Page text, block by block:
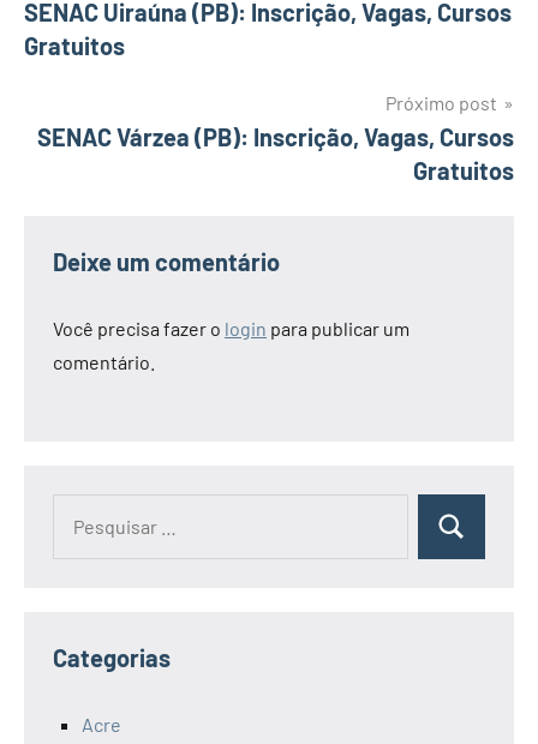
de
SENAC Uiraúna (PB): Inscrição, Vagas, Cursos
Gratuitos
Próximo post
SENAC Várzea (PB): Inscrição, Vagas, Cursos
Gratuitos
Deixe um comentário
Você precisa fazer o login para publicar um
comentário.
Pesquisa
Categorias
Acre